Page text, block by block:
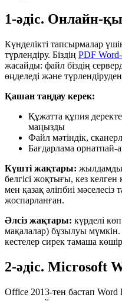
1-әдіс. Онлайн-
Күнделікті тапсырмалар
түрлендіру. Біздің PDF
жасайды: файл біздің
өңделеді және
Қашан таңдау керек:
Құжатта құпия
маңызды
Файл мәтіндік,
Бағдарлама орнатпай-
Күшті жақтары:
белгісі жоқтығы, кез
мен қазақ әліпбиі
жоспарланған.
Әлсіз жақтары: күрделі
мақалалар) бұзылуы мүмкін.
кестелер сирек тамаша
2-әдіс. Microsoft
Office 2013-тен бастап